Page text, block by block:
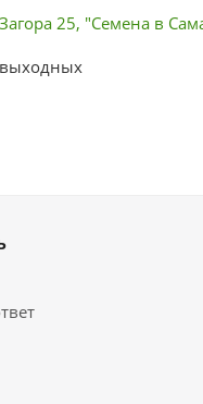
25, "Семена в
выходных